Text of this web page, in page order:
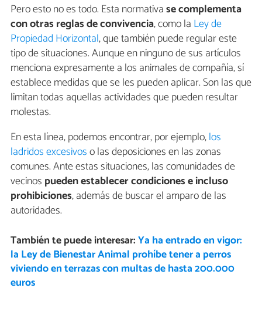
Pero esto no es todo. Esta normativase complementa
con otras reglas de convivencia, como la Ley de
Propiedad Horizontal, que también puede regular este
tipo de situaciones. Aunque en ninguno de sus artículos
menciona expresamente a los animales de compañía, sí
establece medidas que se les pueden aplicar. Son las que
limitan todas aquellas actividades que pueden resultar
molestas.
En esta línea, podemos encontrar, por ejemplo,los
ladridos excesivoso las deposiciones en las zonas
comunes. Ante estas situaciones, las comunidades de
vecinos pueden establecer condiciones e incluso
prohibiciones, además de buscar el amparo de las
autoridades.
También te puede interesar:Ya ha entrado en vigor:
la Ley de Bienestar Animal prohíbe tener a perros
viviendo en terrazas con multas de hasta 200.000
euros